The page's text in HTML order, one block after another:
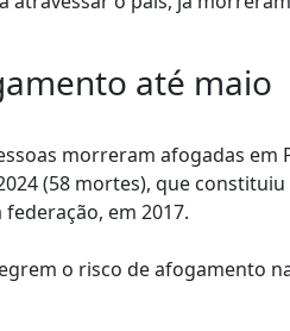
até maio
morreram afogadas
(58 mortes), que
em 2017.
o risco de afogamento